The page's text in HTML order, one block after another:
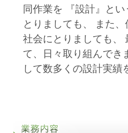
同作業を 『設計』と
とりましても、 また
社会にとりましても、
て、日々取り組んでき
して数多くの設計実績